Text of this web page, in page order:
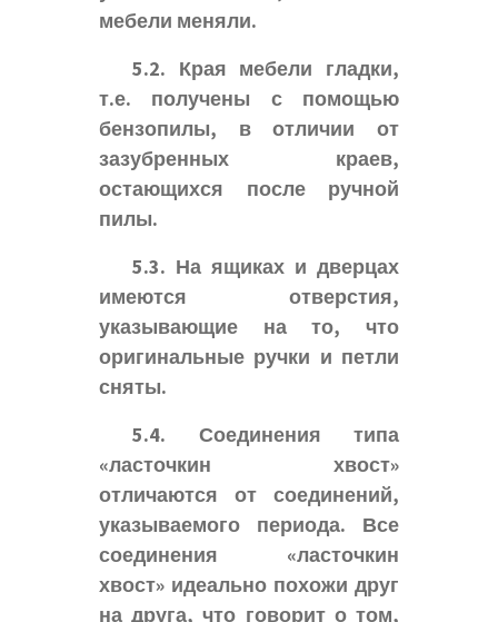
мебели меняли.
5.2. Края мебели гладки,
т.е. получены с помощью
бензопилы, в отличии от
зазубренных краев,
остающихся после ручной
пилы.
5.3. На ящиках и дверцах
имеются отверстия,
указывающие на то, что
оригинальные ручки и петли
сняты.
5.4. Соединения типа
«ласточкин хвост»
отличаются от соединений,
указываемого периода. Все
соединения «ласточкин
хвост» идеально похожи друг
на друга, что говорит о том,